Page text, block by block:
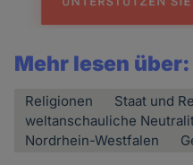
Mehr lesen über:
Religionen
Staat und
weltanschauliche
Nordrhein-Westfalen